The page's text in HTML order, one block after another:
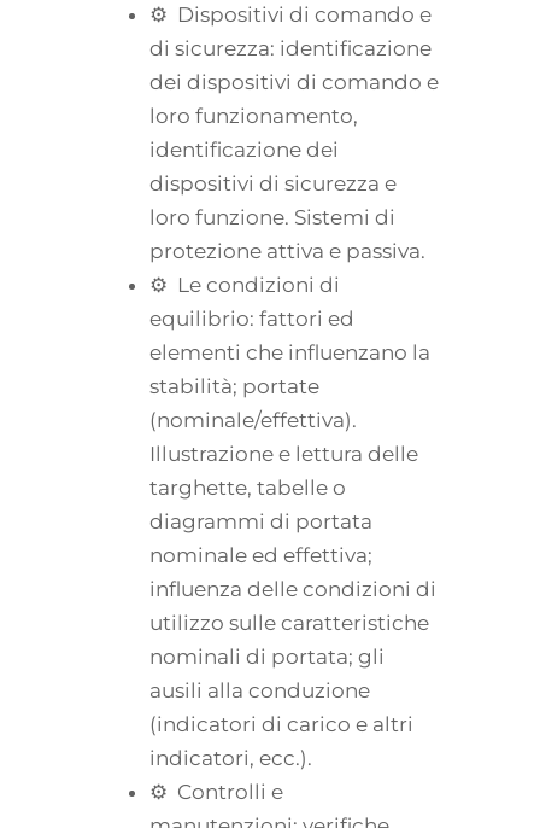
⚙ Dispositivi di comando e
di sicurezza: identificazione
dei dispositivi di comando e
loro funzionamento,
identificazione dei
dispositivi di sicurezza e
loro funzione. Sistemi di
protezione attiva e passiva.
⚙ Le condizioni di
equilibrio: fattori ed
elementi che influenzano la
stabilità; portate
(nominale/effettiva).
Illustrazione e lettura delle
targhette, tabelle o
diagrammi di portata
nominale ed effettiva;
influenza delle condizioni di
utilizzo sulle caratteristiche
nominali di portata; gli
ausili alla conduzione
(indicatori di carico e altri
indicatori, ecc.).
⚙ Controlli e